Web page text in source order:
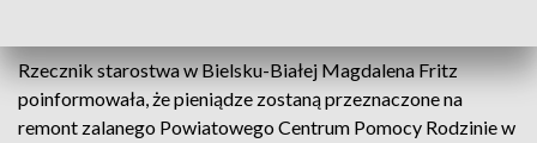
Rzecznik starostwa w Bielsku-Białej Magdalena Fritz
poinformowała, że pieniądze zostaną przeznaczone na
remont zalanego Powiatowego Centrum Pomocy Rodzinie w